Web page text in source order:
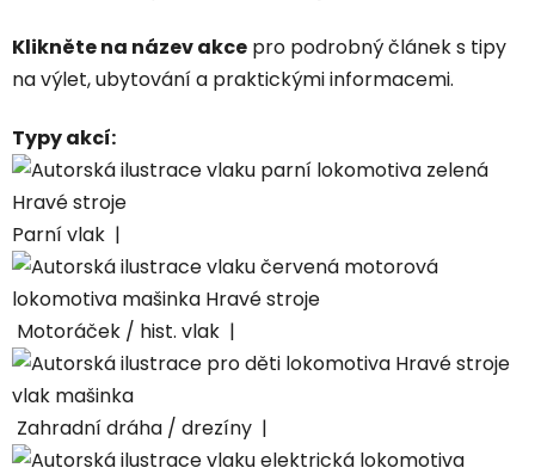
Klikněte na název akce pro podrobný článek s tipy
na výlet, ubytování a praktickými informacemi.
Typy akcí:
Parní vlak |
Motoráček / hist. vlak |
Zahradní dráha / drezíny |